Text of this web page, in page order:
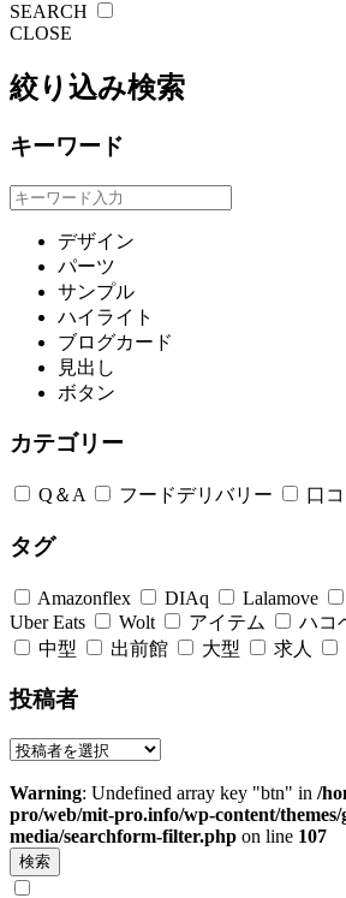
SEARCH
CLOSE
絞り込み検索
キーワード
デザイン
パーツ
サンプル
ハイライト
ブログカード
見出し
ボタン
カテゴリー
Q＆A フードデリバリー 口
タグ
Amazonflex DIAq Lalamove
Uber Eats
Wolt アイテム ハコ
中型
出前館 大型 求人
投稿者
Warning: Undefined array key "btn" in /
pro/web/mit-pro.info/wp-content/themes/
media/searchform-filter.php on line 107
検索